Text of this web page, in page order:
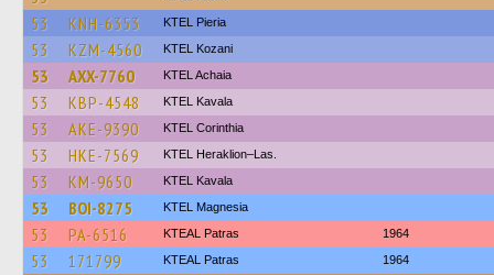
53 KNH-6353 KTEL Pieria
53 KZM-4560 ΚΤΕL Kozani
53 AXX-7760 KTEL Achaia
53 KBP-4548 KTEL Kavala
53 AKE-9390 KTEL Corinthia
53 HKE-7569 KTEL Heraklion–Las.
53 KM-9650 KTEL Kavala
53 BOI-8275 ΚΤΕL Magnesia
53 PA-6516 KTEAL Patras 1964
53 171799 KTEAL Patras 1964